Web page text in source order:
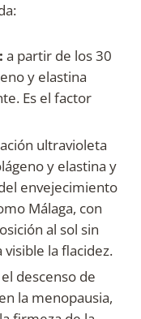
a partir de los 30
y elastina
Es el factor
ultravioleta
y elastina y
envejecimiento
Málaga, con
al sol sin
la flacidez.
el descenso de
la menopausia,